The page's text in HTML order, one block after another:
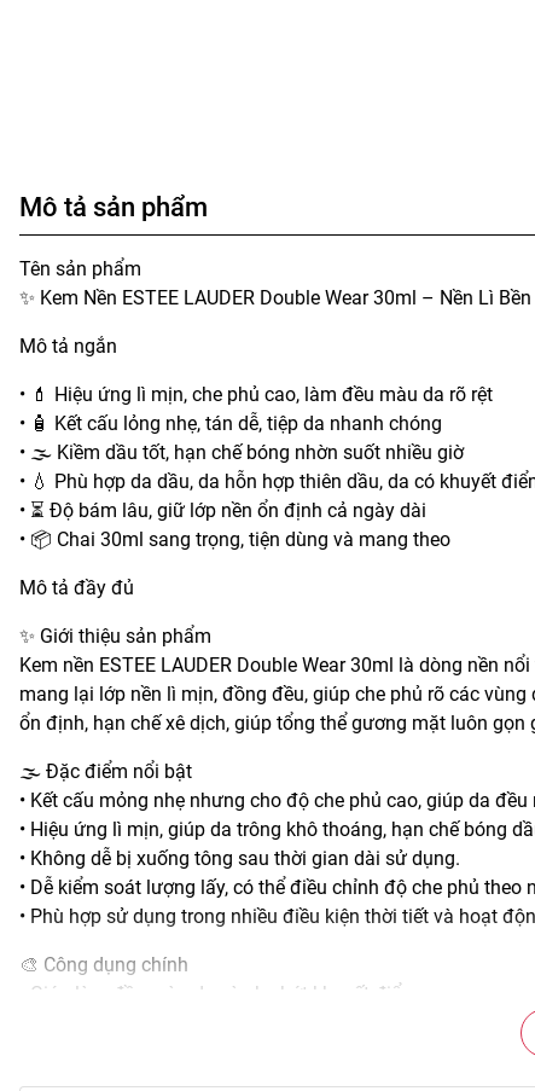
Mô tả sản phẩm
Tên sản phẩm
✨ Kem Nền ESTEE LAUDER Double Wear 30ml – Nền Lì
Mô tả ngắn
• 💄 Hiệu ứng lì mịn, che phủ cao, làm đều màu da rõ rệt
• 🧴 Kết cấu lỏng nhẹ, tán dễ, tiệp da nhanh chóng
• 🌫️ Kiềm dầu tốt, hạn chế bóng nhờn suốt nhiều giờ
• 💧 Phù hợp da dầu, da hỗn hợp thiên dầu, da có khuyết
• ⏳ Độ bám lâu, giữ lớp nền ổn định cả ngày dài
• 📦 Chai 30ml sang trọng, tiện dùng và mang theo
Mô tả đầy đủ
✨ Giới thiệu sản phẩm
Kem nền ESTEE LAUDER Double Wear 30ml là dòng nền
mang lại lớp nền lì mịn, đồng đều, giúp che phủ rõ các
ổn định, hạn chế xê dịch, giúp tổng thể gương mặt luôn
🌫️ Đặc điểm nổi bật
• Kết cấu mỏng nhẹ nhưng cho độ che phủ cao, giúp da đều
• Hiệu ứng lì mịn, giúp da trông khô thoáng, hạn chế bóng
• Không dễ bị xuống tông sau thời gian dài sử dụng.
• Dễ kiểm soát lượng lấy, có thể điều chỉnh độ che phủ theo
• Phù hợp sử dụng trong nhiều điều kiện thời tiết và hoạt
🎨 Công dụng chính
• Giúp làm đều màu da và che bớt khuyết điểm.
• Tạo hiệu ứng gương mặt gọn gàng, sắc nét hơn.